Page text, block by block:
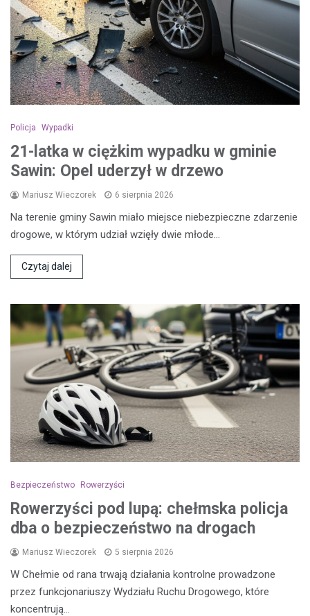
Policja Wypadki
21-latka w ciężkim wypadku w gminie
Sawin: Opel uderzył w drzewo
Mariusz Wieczorek 6 sierpnia 2026
Na terenie gminy Sawin miało miejsce niebezpieczne zdarzenie
drogowe, w którym udział wzięły dwie młode…
Czytaj dalej
Bezpieczeństwo Rowerzyści
Rowerzyści pod lupą: chełmska policja
dba o bezpieczeństwo na drogach
Mariusz Wieczorek 5 sierpnia 2026
W Chełmie od rana trwają działania kontrolne prowadzone
przez funkcjonariuszy Wydziału Ruchu Drogowego, które
koncentrują…